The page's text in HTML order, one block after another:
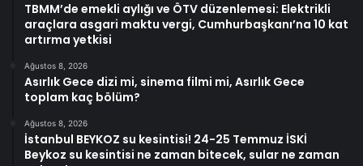
TBMM’de emekli aylığı ve ÖTV düzenlemesi: Elektrikli
araçlara asgari maktu vergi, Cumhurbaşkanı’na 10 kat
artırma yetkisi
Ağustos 8, 2026
Asırlık Gece dizi mi, sinema filmi mi, Asırlık Gece
toplam kaç bölüm?
Ağustos 8, 2026
İstanbul BEYKOZ su kesintisi! 24-25 Temmuz İSKİ
Beykoz su kesintisi ne zaman bitecek, sular ne zaman